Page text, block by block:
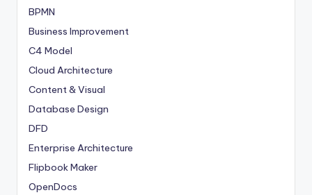
BPMN
Business Improvement
C4 Model
Cloud Architecture
Content & Visual
Database Design
DFD
Enterprise Architecture
Flipbook Maker
OpenDocs